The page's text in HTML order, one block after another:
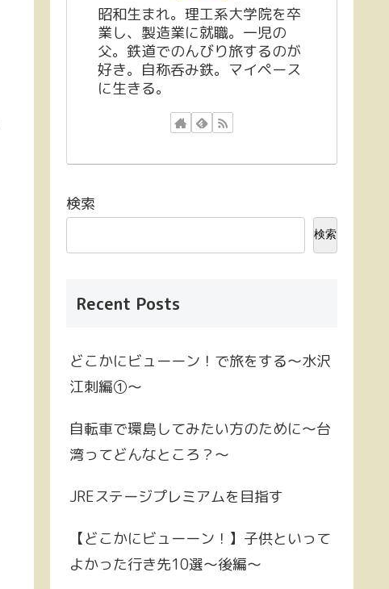
昭和生まれ。理工系大学院を卒
業し、製造業に就職。一児の
父。鉄道でのんびり旅するのが
好き。自称呑み鉄。マイペース
に生きる。
検索
検索
Recent Posts
どこかにビューーン！で旅をする～水沢
江刺編①～
自転車で環島してみたい方のために～台
湾ってどんなところ？～
JREステージプレミアムを目指す
【どこかにビューーン！】子供といって
よかった行き先10選～後編～